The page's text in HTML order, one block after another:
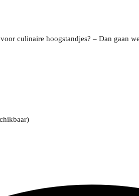
culinaire hoogstandjes? – Dan gaan